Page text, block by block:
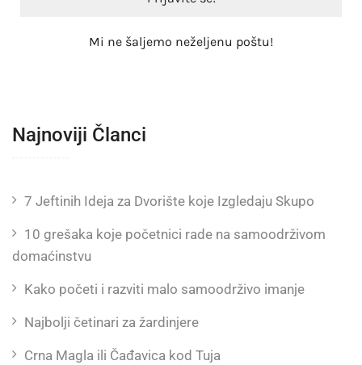
Mi ne šaljemo neželjenu poštu!
Najnoviji Članci
7 Jeftinih Ideja za Dvorište koje Izgledaju Skupo
10 grešaka koje početnici rade na samoodrživom
domaćinstvu
Kako početi i razviti malo samoodrživo imanje
Najbolji četinari za žardinjere
Crna Magla ili Čađavica kod Tuja